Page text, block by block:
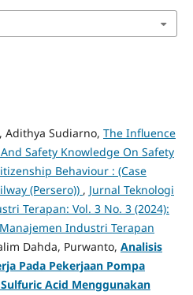
Adithya Sudiarno, The Influence
Safety Knowledge On Safety
Behaviour : (Case
(Persero)) , Jurnal Teknologi
Terapan: Vol. 3 No. 3 (2024):
Industri Terapan
Dahda, Purwanto, Analisis
Pada Pekerjaan Pompa
Acid Menggunakan